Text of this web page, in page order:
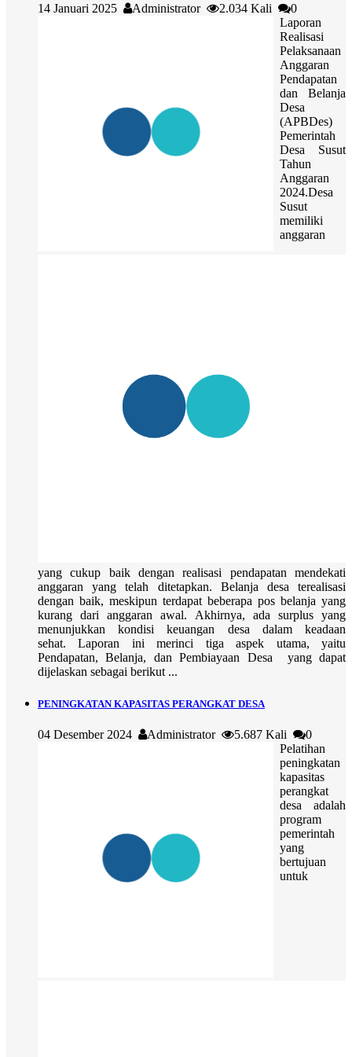
14 Januari 2025 Administrator 2.034 Kali
0
Laporan
Realisasi
Pelaksanaan
Anggaran
Pendapatan
dan Belanja
Desa
(APBDes)
Pemerintah
Desa Susut
Tahun
Anggaran
2024.Desa
Susut
memiliki
anggaran
yang cukup baik dengan realisasi pendapatan mendekati
anggaran yang telah ditetapkan. Belanja desa terealisasi
dengan baik, meskipun terdapat beberapa pos belanja yang
kurang dari anggaran awal. Akhirnya, ada surplus yang
menunjukkan kondisi keuangan desa dalam keadaan
sehat. Laporan ini merinci tiga aspek utama, yaitu
Pendapatan, Belanja, dan Pembiayaan Desa yang dapat
dijelaskan sebagai berikut ...
PENINGKATAN KAPASITAS PERANGKAT DESA
04 Desember 2024 Administrator 5.687 Kali
0
Pelatihan
peningkatan
kapasitas
perangkat
desa adalah
program
pemerintah
yang
bertujuan
untuk